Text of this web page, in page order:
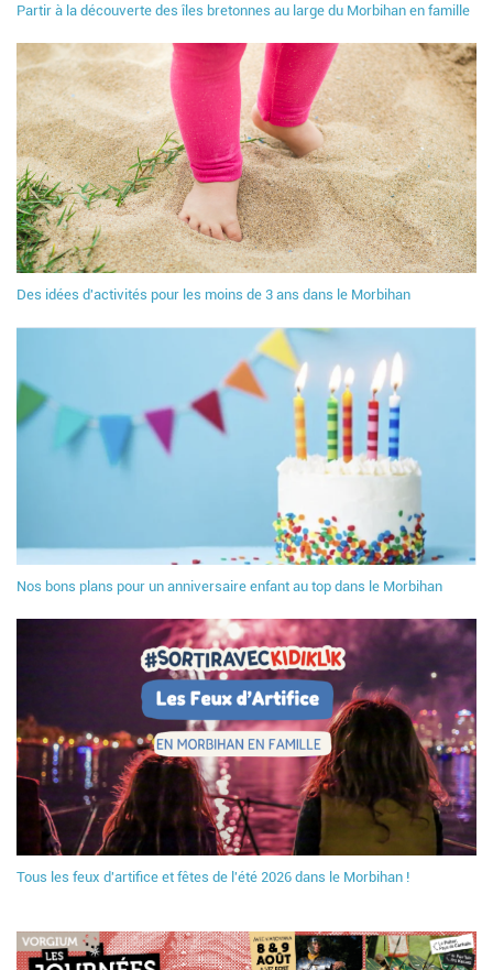
Partir à la découverte des îles bretonnes au large du Morbihan en famille
Des idées d'activités pour les moins de 3 ans dans le Morbihan
Nos bons plans pour un anniversaire enfant au top dans le Morbihan
Tous les feux d'artifice et fêtes de l'été 2026 dans le Morbihan !